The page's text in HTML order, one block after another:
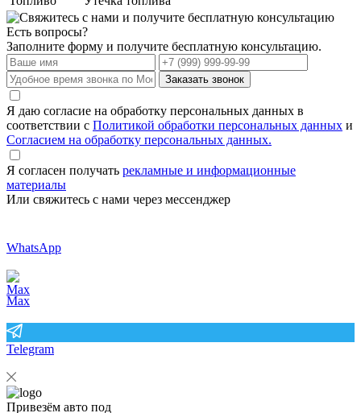
Есть вопросы?
Заполните форму и получите бесплатную консультацию.
Заказать звонок
Я даю согласие на обработку персональных данных в
соответствии с Политикой обработки персональных данных и
Согласием на обработку персональных данных.
Я согласен получать рекламные и информационные
материалы
Или свяжитесь с нами через мессенджер
WhatsApp
Max
Telegram
Привезём авто под